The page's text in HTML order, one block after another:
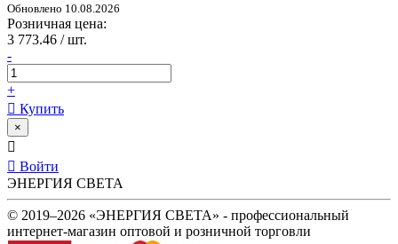
Обновлено 10.08.2026
Розничная цена:
3 773.46 / шт.
-
+
Купить
×
Войти
ЭНЕРГИЯ СВЕТА
© 2019–2026 «ЭНЕРГИЯ СВЕТА» - профессиональный
интернет-магазин оптовой и розничной торговли